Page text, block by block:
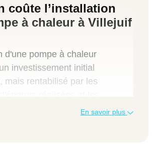
coûte l’installation
à chaleur à Villejuif
d'une pompe à chaleur
investissement initial
mais rentabilisé par les
financières disponibles. Voici
En savoir plus